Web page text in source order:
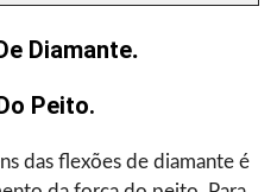
Diamante.
Peito.
das flexões de diamante é